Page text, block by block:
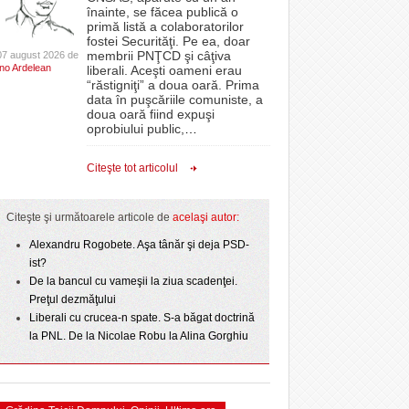
atacă
o nou-promovată
ce a pierdut
- 3 August 2026
cu o victorie
Filmul „Ultimul ingredient”, o poveste a
Banatului în competiția internațională Food Film
Menu/VIDEO- 5 August 2026
Aflați secretele Timișoarei în cadrul unui nou tur
gratuit organizat de Asociația Turism Alternativ-
View all
proiectelor derulate de instituție din fonduri
europene/FOTO
ANAF oferă persoanelor fizice posibilitatea să
beneficieze de Declarația Unică 212
precompletată- 25 November 2025
CLIPURI VIDEO
JOCURI ONLINE
DIVERSE
FARMACII DIN
TIMIŞOARA
HARTA TIMIŞOAREI
LICEE, ŞCOLI ŞI
SFATUL MEDICULUI
august 2026 de
Ardelean
înainte, se făcea publică o
primă listă a colaboratorilor
fostei Securităţi. Pe ea, doar
membrii PNŢCD şi câţiva
liberali. Aceşti oameni erau
“răstigniţi” a doua oară. Prima
data în puşcăriile comuniste, a
doua oară fiind expuşi
oprobiului public,
Citeşte tot articolul
Citeşte şi următoarele articole de acelaşi autor:
Alexandru Rogobete. Aşa tânăr şi deja PSD-
ist?
De la bancul cu vameşii la ziua scadenţei.
Preţul dezmăţului
Liberali cu crucea-n spate. S-a băgat doctrină
la PNL. De la Nicolae Robu la Alina Gorghiu